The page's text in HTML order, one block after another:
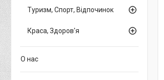
Туризм, Спорт, Відпочинок
Краса, Здоров'я
О нас